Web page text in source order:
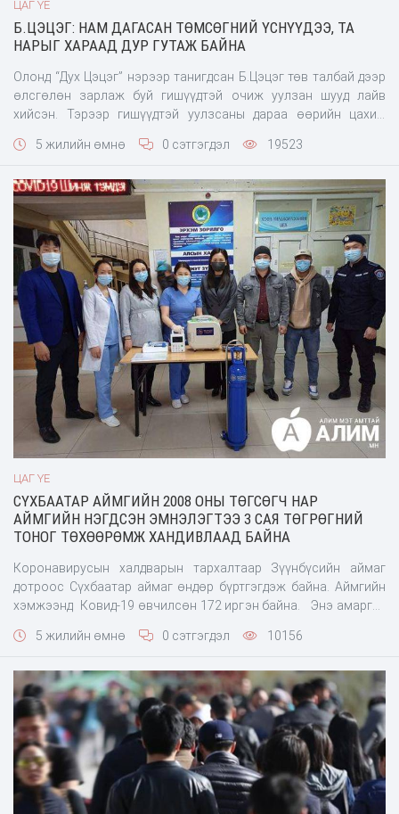
ЦАГ ҮЕ
Б.ЦЭЦЭГ: НАМ ДАГАСАН ТӨМСӨГНИЙ ҮСНҮҮДЭЭ, ТА
НАРЫГ ХАРААД ДУР ГУТАЖ БАЙНА
Олонд “Дух Цэцэг” нэрээр танигдсан Б.Цэцэг төв талбай дээр
өлсгөлөн зарлаж буй гишүүдтэй очиж уулзан шууд лайв
хийсэн. Тэрээр гишүүдтэй уулзсаны дараа өөрийн цахим
болсон тухай бичжээ.
5 жилийн өмнө 0 сэтгэгдэл 19523
ЦАГ ҮЕ
СҮХБААТАР АЙМГИЙН 2008 ОНЫ ТӨГСӨГЧ НАР
АЙМГИЙН НЭГДСЭН ЭМНЭЛЭГТЭЭ 3 САЯ ТӨГРӨГНИЙ
ТОНОГ ТӨХӨӨРӨМЖ ХАНДИВЛААД БАЙНА
Коронавирусын халдварын тархалтаар Зүүнбүсийн аймаг
дотроос Сүхбаатар аймаг өндөр бүртгэгдэж байна. Аймгийн
хэмжээнд Ковид-19 өвчилсөн 172 иргэн байна. Энэ амаргүй
3,075,600 сая төгрөгний өртөг бүхий Зөөврийн
5 жилийн өмнө 0 сэтгэгдэл 10156